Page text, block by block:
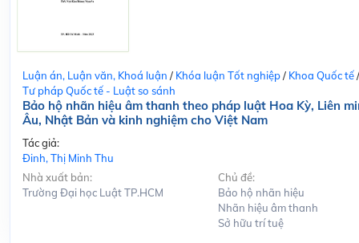
Luận án, Luận văn, Khoá luận / Khóa luận Tốt nghiệp/ Khoa Quốc tế/
Tư pháp Quốc tế - Luật so sánh
Bảo hộ nhãn hiệu âm thanh theo pháp luật Hoa Kỳ, Liên
Âu, Nhật Bản và kinh nghiệm cho Việt Nam
Tác giả:
Đinh, Thị Minh Thu
Nhà xuất bản:
Trường Đại học Luật TP.HCM
Chủ đề:
Bảo hộ nhãn hiệu
Nhãn hiệu âm thanh
Sở hữu trí tuệ